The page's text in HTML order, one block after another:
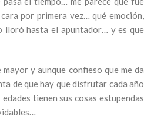
por primera vez… qué emoción,
hasta el apuntador… y es que
mayor y aunque confieso que me da
de que hay que disfrutar cada año
tienen sus cosas estupendas